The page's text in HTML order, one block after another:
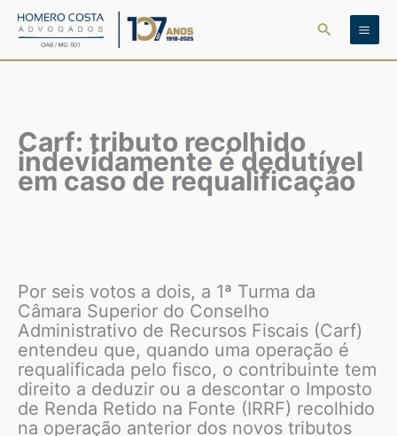
para
Pesquisar
Carf: tributo recolhido
indevidamente é dedutível
em caso de requalificação
Por seis votos a dois, a 1ª Turma da
Câmara Superior do Conselho
Administrativo de Recursos Fiscais (Carf)
entendeu que, quando uma operação é
requalificada pelo fisco, o contribuinte tem
direito a deduzir ou a descontar o Imposto
de Renda Retido na Fonte (IRRF) recolhido
na operação anterior dos novos tributos